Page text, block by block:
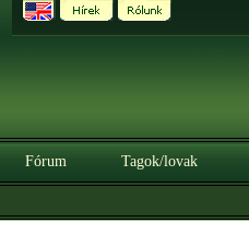
Fórum Tagok/lovak